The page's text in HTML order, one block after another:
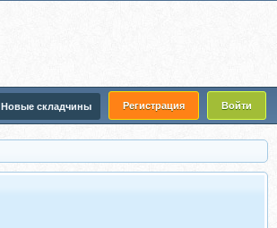
Регистрация Войти
Новые складчины